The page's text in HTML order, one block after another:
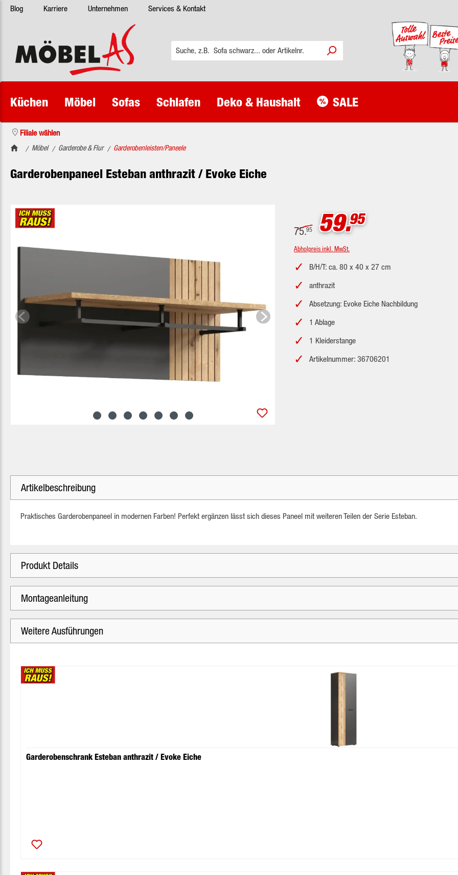
Hauptinhalt springen
Zur Suche springen
Zur Hauptnavigation springen
Blog Karriere Unternehmen Services & Kontakt
Küchen Möbel Sofas Schlafen Deko & Haushalt SALE
Filiale wählen
/ Möbel / Garderobe & Flur / Garderobenleisten/Paneele
Garderobenpaneel Esteban anthrazit / Evoke Eiche
Bildergalerie überspringen
75.95 59.95
Abholpreis inkl. MwSt.
B/H/T: ca. 80 x 40 x 27 cm
anthrazit
Absetzung: Evoke Eiche Nachbildung
1 Ablage
1 Kleiderstange
Artikelnummer: 36706201
Artikelbeschreibung
Praktisches Garderobenpaneel in modernen Farben! Perfekt ergänzen lässt sich dieses Paneel mit weiteren Teilen der Serie Esteban.
Produkt Details
Montageanleitung
Weitere Ausführungen
Garderobenschrank Esteban anthrazit / Evoke Eiche